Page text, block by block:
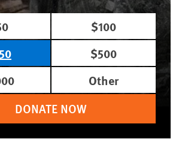
$100
$500
Other
DONATE NOW